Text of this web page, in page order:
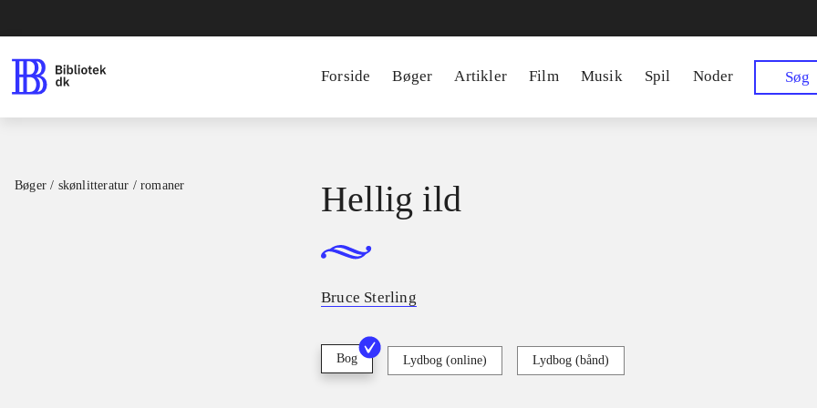
Forside Bøger Artikler Film Musik Spil Noder Søg
Bøger / skønlitteratur / romaner Hellig ild
Bruce Sterling
Bog Lydbog (online) Lydbog (bånd)